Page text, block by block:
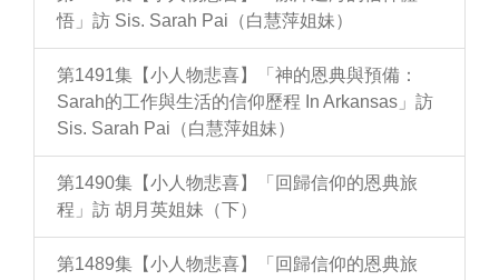
悟」訪 Sis. Sarah Pai（白慧萍姐妹）
第1491集【小人物悲喜】「神的恩典與預備：
Sarah的工作與生活的信仰歷程 In Arkansas」訪
Sis. Sarah Pai（白慧萍姐妹）
第1490集【小人物悲喜】「回歸信仰的恩典旅
程」訪 胡月英姐妹（下）
第1489集【小人物悲喜】「回歸信仰的恩典旅